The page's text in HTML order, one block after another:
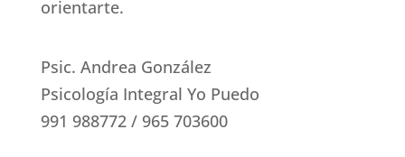
orientarte.
Psic. Andrea González
Psicología Integral Yo Puedo
991 988772 / 965 703600